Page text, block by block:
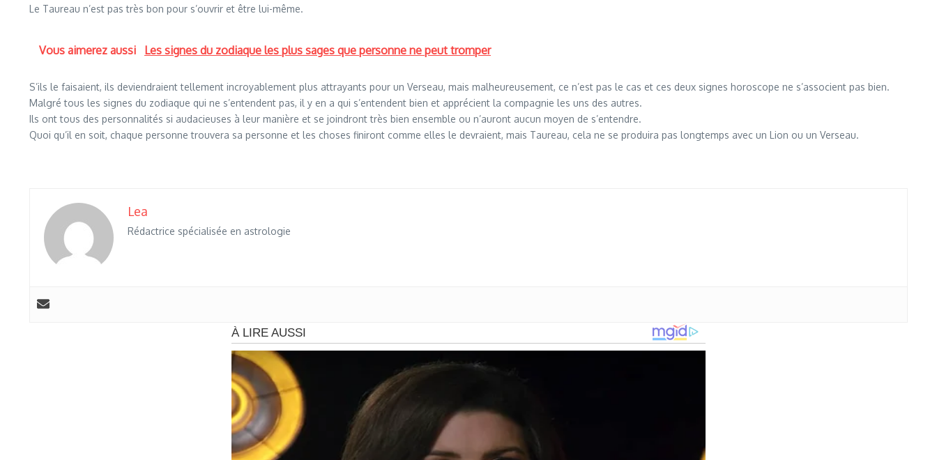
Le Taureau n’est pas très bon pour s’ouvrir et être lui-même.
Vous aimerez aussi Les signes du zodiaque les plus sages que personne ne peut tromper
S’ils le faisaient, ils deviendraient tellement incroyablement plus attrayants pour un Verseau, mais malheureusement, ce n’est pas le cas et ces deux signes horoscope ne s’associent pas bien.
Malgré tous les signes du zodiaque qui ne s’entendent pas, il y en a qui s’entendent bien et apprécient la compagnie les uns des autres.
Ils ont tous des personnalités si audacieuses à leur manière et se joindront très bien ensemble ou n’auront aucun moyen de s’entendre.
Quoi qu’il en soit, chaque personne trouvera sa personne et les choses finiront comme elles le devraient, mais Taureau, cela ne se produira pas longtemps avec un Lion ou un Verseau.
Lea
Rédactrice spécialisée en astrologie